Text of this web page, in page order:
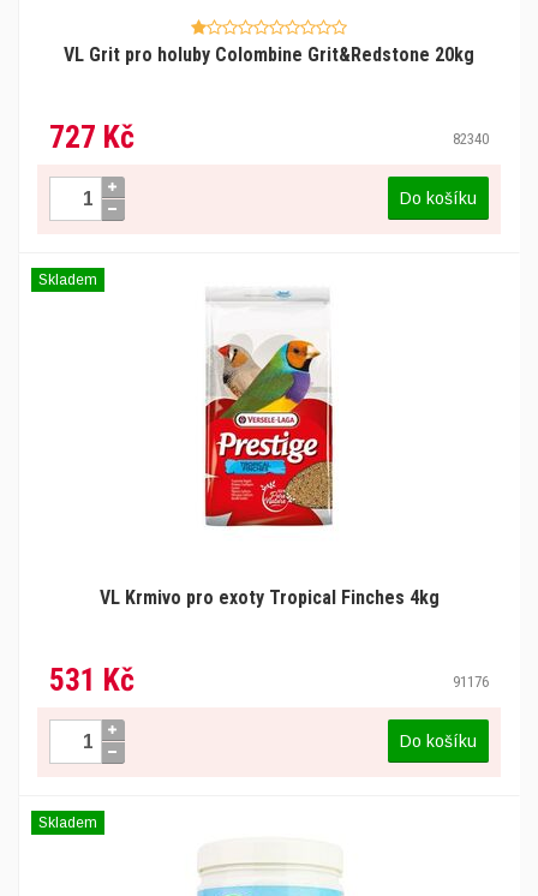
VL Grit pro holuby Colombine Grit&Redstone 20kg
727 Kč 82340
Do košíku
VL Krmivo pro exoty Tropical Finches 4kg
531 Kč 91176
Skladem
Do košíku
Skladem